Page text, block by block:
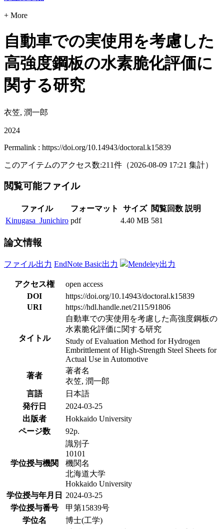
+ More
自動車での実使用を考慮した
高強度鋼板の水素脆化評価に
関する研究
衣笠, 潤一郎
2024
Permalink : https://doi.org/10.14943/doctoral.k15839
このアイテムのアクセス数:211件 （2026-08-09 17:21 集計）
閲覧可能ファイル
ファイル フォーマット サイズ 閲覧回数 説明
Kinugasa_Junichiro pdf 4.40 MB 581
論文情報
ファイル出力 EndNote Basic出力 Mendeley出力
アクセス権
open access
DOI
https://doi.org/10.14943/doctoral.k15839
URI
https://hdl.handle.net/2115/91806
タイトル
自動車での実使用を考慮した高強度鋼板の
水素脆化評価に関する研究
Study of Evaluation Method for Hydrogen
Embrittlement of High-Strength Steel Sheets for
Actual Use in Automotive
著者
著者名
衣笠, 潤一郎
言語
日本語
発行日
2024-03-25
出版者
Hokkaido University
ページ数
92p.
学位授与機関
識別子
10101
機関名
北海道大学
Hokkaido University
学位授与年月日
2024-03-25
学位授与番号
甲第15839号
学位名
博士(工学)